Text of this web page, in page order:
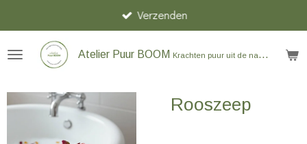
direct
naar
hoofdinhoud
Atelier Puur BOOM Krachten puur uit de natuur
Verzenden
Rooszeep